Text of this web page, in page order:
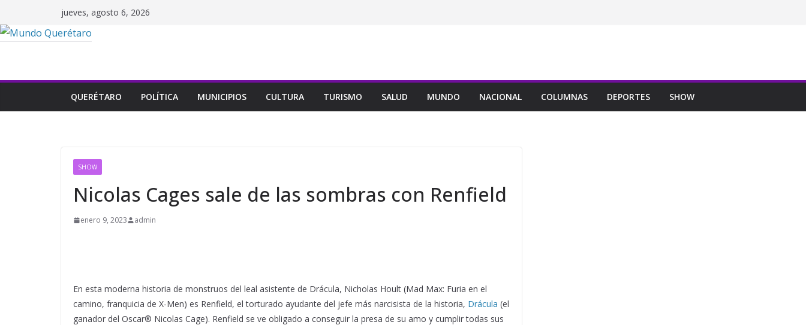
al
contenido
jueves, agosto 6, 2026
QUERÉTARO POLÍTICA MUNICIPIOS CULTURA TURISMO SALUD MUNDO NACIONAL COLUMNAS DEPORTES SHOW
SHOW
Nicolas Cages sale de las sombras con Renfield
enero 9, 2023 admin
En esta moderna historia de monstruos del leal asistente de Drácula, Nicholas Hoult (Mad Max: Furia en el
camino, franquicia de X-Men) es Renfield, el torturado ayudante del jefe más narcisista de la historia, Drácula (el
ganador del Oscar® Nicolas Cage). Renfield se ve obligado a conseguir la presa de su amo y cumplir todas sus